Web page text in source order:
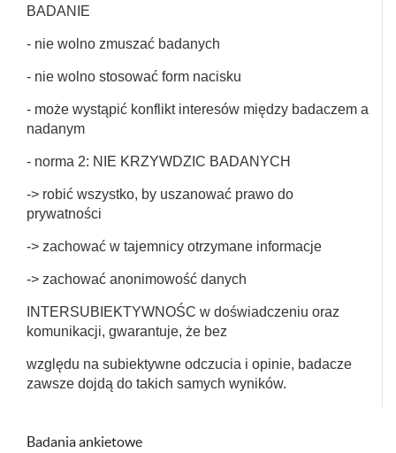
BADANIE
- nie wolno zmuszać badanych
- nie wolno stosować form nacisku
- może wystąpić konflikt interesów między badaczem a
nadanym
- norma 2: NIE KRZYWDZIC BADANYCH
-> robić wszystko, by uszanować prawo do
prywatności
-> zachować w tajemnicy otrzymane informacje
-> zachować anonimowość danych
INTERSUBIEKTYWNOŚC w doświadczeniu oraz
komunikacji, gwarantuje, że bez
względu na subiektywne odczucia i opinie, badacze
zawsze dojdą do takich samych wyników.
Badania ankietowe